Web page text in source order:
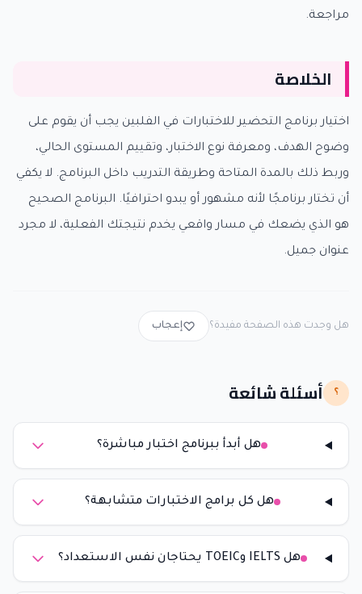
مراجعة.
الخلاصة
اختيار برنامج التحضير للاختبارات في الفلبين يجب أن يقوم على
وضوح الهدف، ومعرفة نوع الاختبار، وتقييم المستوى الحالي،
وربط ذلك بالمدة المتاحة وطريقة التدريب داخل البرنامج. لا يكفي
أن تختار برنامجًا لأنه مشهور أو يبدو احترافيًا. البرنامج الصحيح
هو الذي يضعك في مسار واقعي يخدم نتيجتك الفعلية، لا مجرد
عنوان جميل.
هل وجدت هذه الصفحة مفيدة؟ إعجاب
؟ أسئلة شائعة
هل أبدأ ببرنامج اختبار مباشرة؟
هل كل برامج الاختبارات متشابهة؟
هل IELTS وTOEIC يحتاجان نفس الاستعداد؟